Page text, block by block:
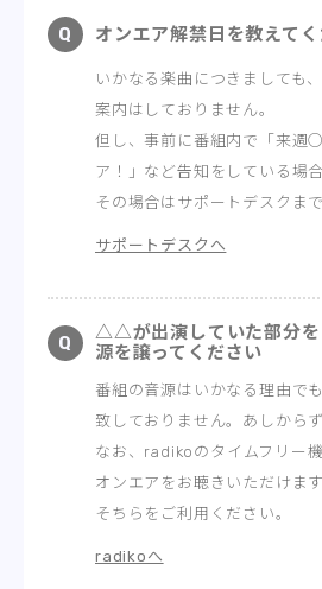
オンエア解禁日を教えて
いかなる楽曲につきましても
案内はしておりません。
但し、事前に番組内で「来
ア！」など告知をしている場
その場合はサポートデスクま
サポートデスクへ
△△が出演していた部分を
源を譲ってください
番組の音源はいかなる理由で
致しておりません。あしから
なお、radikoのタイムフリー
オンエアをお聴きいただけま
そちらをご利用ください。
radikoへ